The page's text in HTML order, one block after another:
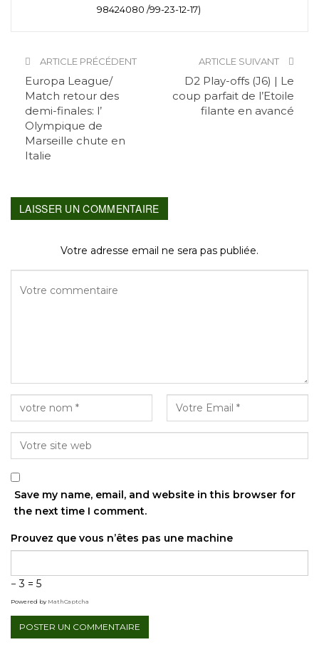
98424080 /99-23-12-17)
ARTICLE PRÉCÉDENT
Europa League/
Match retour des
demi-finales: l’
Olympique de
Marseille chute en
Italie
ARTICLE SUIVANT
D2 Play-offs (J6) | Le
coup parfait de l’Etoile
filante en avancé
LAISSER UN COMMENTAIRE
Votre adresse email ne sera pas publiée.
Save my name, email, and website in this browser for
the next time I comment.
Prouvez que vous n’êtes pas une machine
− 3 = 5
Powered by MathCaptcha